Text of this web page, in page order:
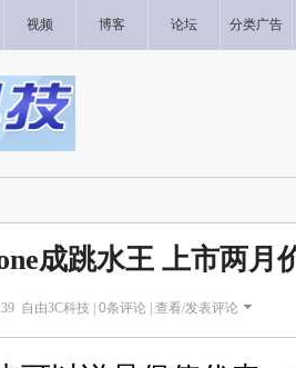
视频 博客 论坛 分类广告
成跳水王 上市两月
自由3C科技 | 0条评论 | 查看/发表评论